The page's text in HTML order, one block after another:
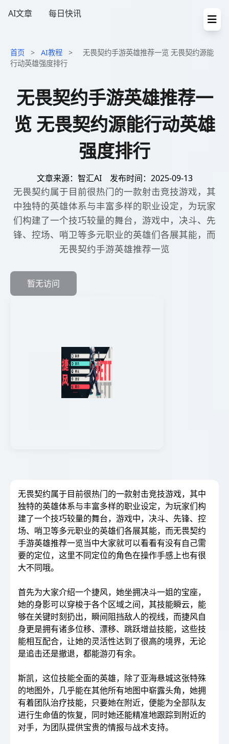
AI文章 每日快讯
首页 > AI教程 >
无畏契约手游英雄推荐一览 无畏契约源能
行动英雄强度排行
无畏契约手游英雄推荐一
览 无畏契约源能行动英雄
强度排行
文章来源：智汇AI 发布时间：2025-09-13
无畏契约属于目前很热门的一款射击竞技游戏，其
中独特的英雄体系与丰富多样的职业设定，为玩家
们构建了一个技巧较量的舞台，游戏中，决斗、先
锋、控场、哨卫等多元职业的英雄们各展其能，而
无畏契约手游英雄推荐一览
暂无访问
无畏契约属于目前很热门的一款射击竞技游戏，其中
独特的英雄体系与丰富多样的职业设定，为玩家们构
建了一个技巧较量的舞台，游戏中，决斗、先锋、控
场、哨卫等多元职业的英雄们各展其能，而无畏契约
手游英雄推荐一览当中大家就可以看看有没有自己需
要的定位，这里不同定位的角色在操作手感上也有很
大不同哦。
首先为大家介绍一个捷风，她坐拥决斗一姐的宝座，
她的身影可以穿梭于各个区域之间，其技能瞬云，能
够在关键时刻扔出，瞬间阻挡敌人的视线，而捷风自
身更是拥有诸多位移、漂移、跳跃增益技能，这些技
能相互配合，让她的灵活性达到了很高的境界，无论
是追击还是撤退，都能游刃有余。
斯凯，这位技能全面的英雄，除了亚海悬城这张特殊
的地图外，几乎能在其他所有地图中崭露头角，她拥
有着团队治疗技能，只要她在附近，便能为全部队友
进行生命值的恢复，同时她还能精准地跟踪到附近的
对手，为团队提供宝贵的情报与战术支持。